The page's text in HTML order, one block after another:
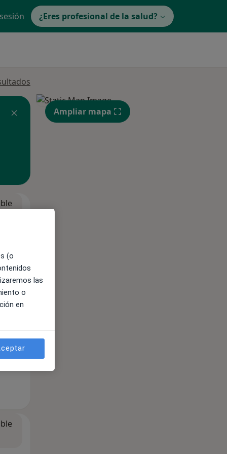
¿Eres profesional de la salud?
Ampliar mapa
(o
las
o
en